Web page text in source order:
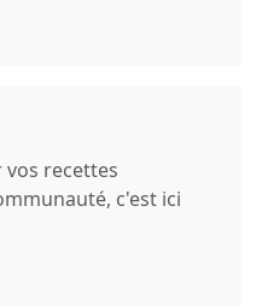
recettes
c'est ici